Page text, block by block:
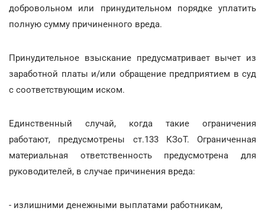
добровольном или принудительном порядке уплатить
полную сумму причиненного вреда.
Принудительное взыскание предусматривает вычет из
заработной платы и/или обращение предприятием в суд
с соответствующим иском.
Единственный случай, когда такие ограничения
работают, предусмотрены ст.133 КЗоТ. Ограниченная
материальная ответственность предусмотрена для
руководителей, в случае причинения вреда:
- излишними денежными выплатами работникам,